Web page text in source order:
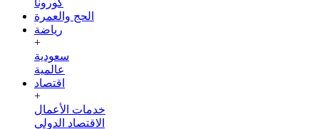
كورونا
الحج والعمرة
رياضة
+
سعودية
عالمية
اقتصاد
+
خدمات الأعمال
الاقتصاد الدولي